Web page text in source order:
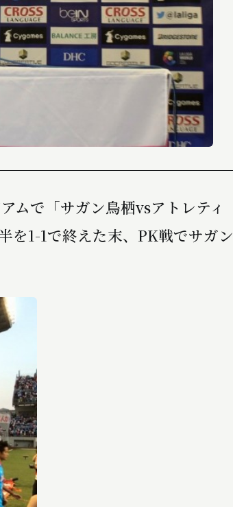
ムで「サガン鳥栖vsアトレティ
を1-1で終えた末、PK戦でサガン